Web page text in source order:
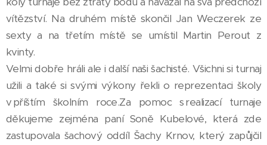
vítězství. Na druhém místě skončil Jan Weczerek ze
sexty a na třetím místě se umístil Martin Perout z
kvinty.
Velmi dobře hráli ale i další naši šachisté. Všichni si turnaj
užili a také si svými výkony řekli o reprezentaci školy
v příštím školním roce.Za pomoc s realizací turnaje
děkujeme zejména paní Soně Kubelové, která zde
zastupovala šachový oddíl Šachy Krnov, který zapůjčil